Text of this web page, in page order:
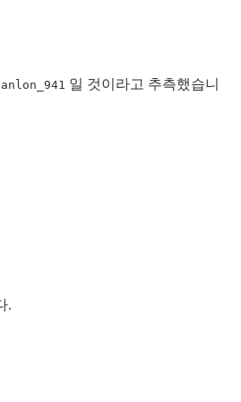
일 것이라고 추측했습니
.